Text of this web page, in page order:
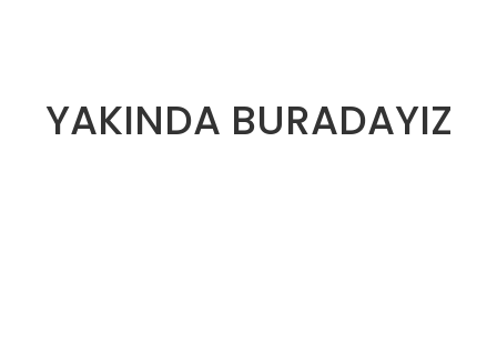
YAKINDA BURADAYIZ